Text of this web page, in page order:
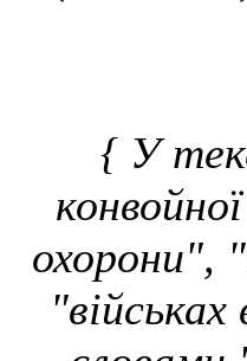
{ У
охорони",